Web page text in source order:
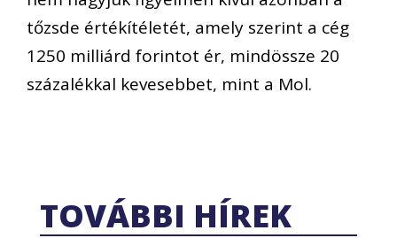
tőzsde értékítéletét, amely szerint a cég
1250 milliárd forintot ér, mindössze 20
százalékkal kevesebbet, mint a Mol.
TOVÁBBI HÍREK